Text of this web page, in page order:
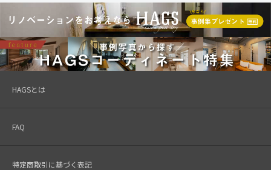
HAGSとは
FAQ
特定商取引に基づく表記